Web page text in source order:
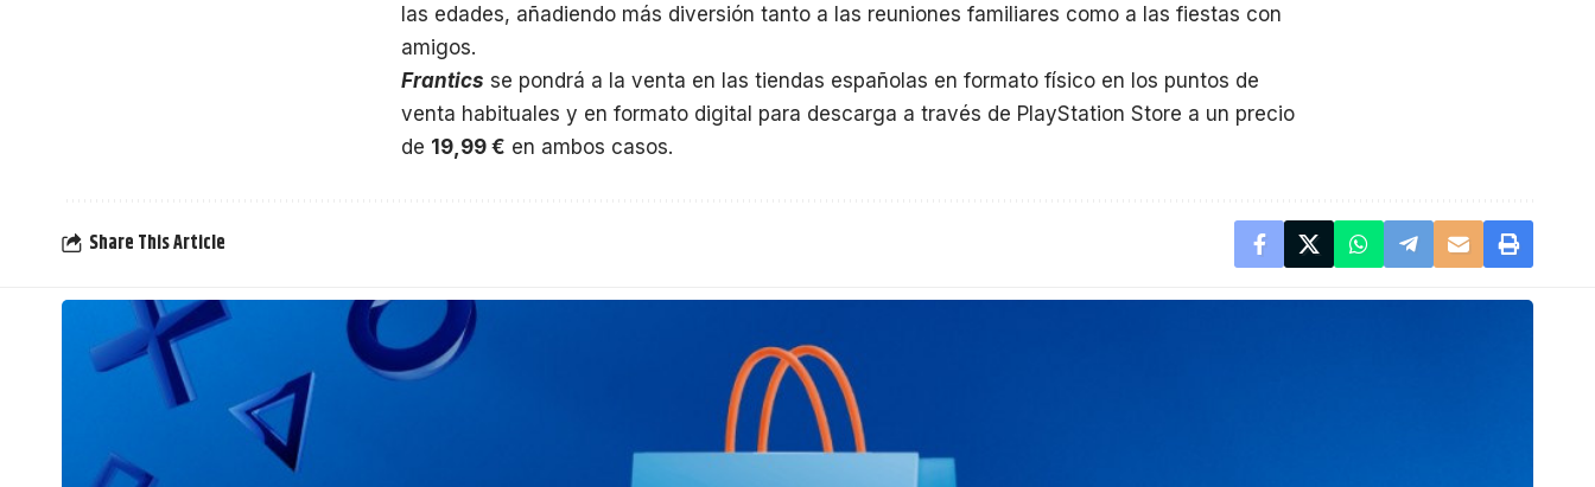
las edades, añadiendo más diversión tanto a las reuniones familiares como a las fiestas con
amigos.
Frantics se pondrá a la venta en las tiendas españolas en formato físico en los puntos de
venta habituales y en formato digital para descarga a través de PlayStation Store a un precio
de 19,99 € en ambos casos.
Share This Article